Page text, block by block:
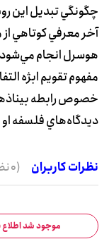
چگونگي تبديل اين
آخر معرفي کوتاهي
هوسرل انجام
مفهوم تقويم ابژه
خصوص رابطه
ديدگاه‌هاي فلسفه
نظرات کاربران (0 نظر)
موجود شد اطلاع